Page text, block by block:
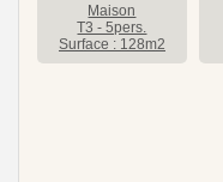
Maison
T3 - 5pers.
Surface : 128m2